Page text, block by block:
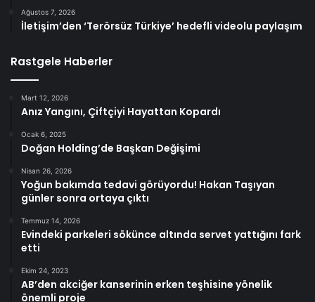
Ağustos 7, 2026
İletişim’den ‘Terörsüz Türkiye’ hedefli videolu paylaşım
Rastgele Haberler
Mart 12, 2026
Anız Yangını, Çiftçiyi Hayattan Kopardı
Ocak 6, 2025
Doğan Holding’de Başkan Değişimi
Nisan 26, 2026
Yoğun bakımda tedavi görüyordu! Hakan Taşıyan
günler sonra ortaya çıktı
Temmuz 14, 2026
Evindeki parkeleri sökünce altında servet yattığını fark
etti
Ekim 24, 2023
AB’den akciğer kanserinin erken teşhisine yönelik
önemli proje